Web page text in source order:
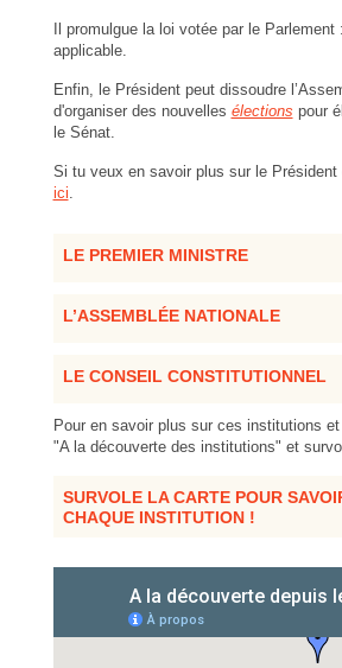
Il promulgue la loi votée par le
applicable.
Enfin, le Président peut dissoudre
d'organiser des nouvelles élections pour
le Sénat.
Si tu veux en savoir plus sur le Président
ici.
LE PREMIER MINISTRE
L’ASSEMBLÉE NATIONALE
LE CONSEIL CONSTITUTIONNEL
Pour en savoir plus sur ces institutions
"A la découverte des institutions" et
SURVOLE LA CARTE POUR
CHAQUE INSTITUTION !